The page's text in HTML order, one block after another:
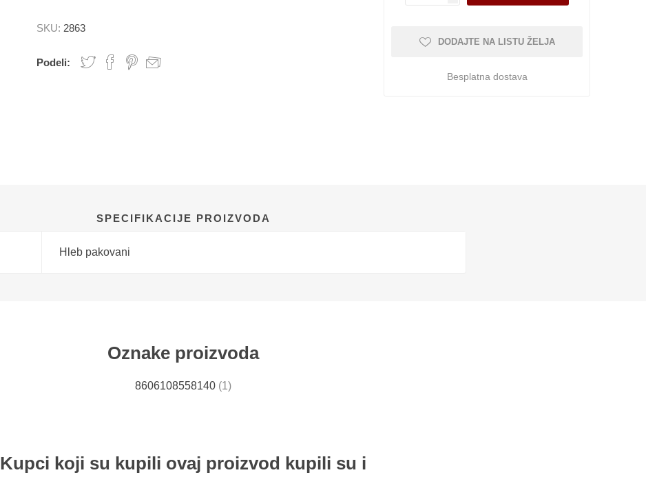
SKU: 2863
Podeli:
DODAJTE NA LISTU ŽELJA
Besplatna dostava
SPECIFIKACIJE PROIZVODA
Hleb pakovani
Oznake proizvoda
8606108558140 (1)
Kupci koji su kupili ovaj proizvod kupili su i